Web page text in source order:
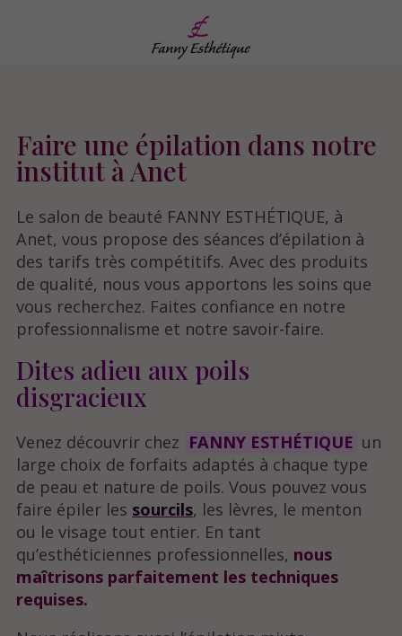
Faire une épilation dans notre
institut à Anet
Le salon de beauté FANNY ESTHÉTIQUE, à
Anet, vous propose des séances d’épilation à
des tarifs très compétitifs. Avec des produits
de qualité, nous vous apportons les soins que
vous recherchez. Faites confiance en notre
professionnalisme et notre savoir-faire.
Dites adieu aux poils
disgracieux
Venez découvrir chez FANNY ESTHÉTIQUE un
large choix de forfaits adaptés à chaque type
de peau et nature de poils. Vous pouvez vous
faire épiler les sourcils, les lèvres, le menton
ou le visage tout entier. En tant
qu’esthéticiennes professionnelles, nous
maîtrisons parfaitement les techniques
requises.